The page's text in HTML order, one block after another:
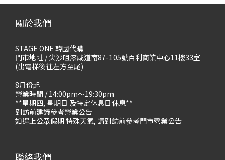
關於我們
STAGE ONE 韓國代購
門市地址 / 尖沙咀漆咸道南87-105號百利商業中心11樓33室
(出電梯後往左方至尾)
8月份起
營業時間 / 14:00pm～19:30pm
**星期四, 星期日 及特定休息日休息**
到訪前建議參考營業公告
如遇上公眾假期 特殊天氣, 請到訪前參考門市營業公告
聯絡我們